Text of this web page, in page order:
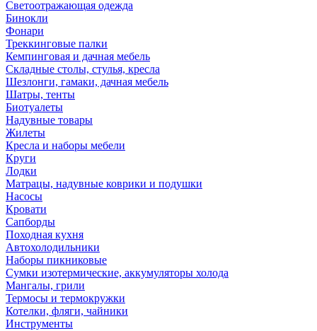
Светоотражающая одежда
Бинокли
Фонари
Треккинговые палки
Кемпинговая и дачная мебель
Складные столы, стулья, кресла
Шезлонги, гамаки, дачная мебель
Шатры, тенты
Биотуалеты
Надувные товары
Жилеты
Кресла и наборы мебели
Круги
Лодки
Матрацы, надувные коврики и подушки
Насосы
Кровати
Сапборды
Походная кухня
Автохолодильники
Наборы пикниковые
Сумки изотермические, аккумуляторы холода
Мангалы, грили
Термосы и термокружки
Котелки, фляги, чайники
Инструменты